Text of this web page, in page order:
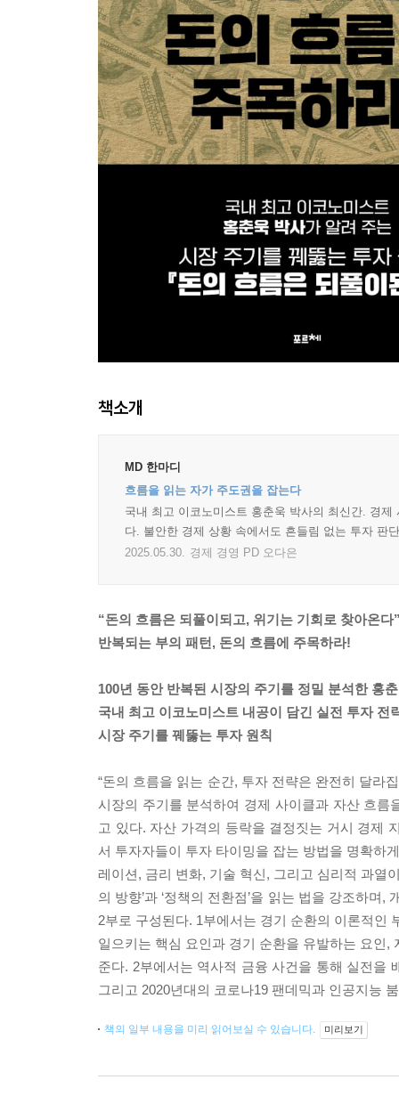
책소개
MD 한마디
흐름을 읽는 자가 주도권을 잡는다
국내 최고 이코노미스트 홍춘욱 박사의 최신간. 경
다. 불안한 경제 상황 속에서도 흔들림 없는 투자 판
2025.05.30. 경제 경영 PD 오다은
“돈의 흐름은 되풀이되고, 위기는 기회로 찾아온다
반복되는 부의 패턴, 돈의 흐름에 주목하라!
100년 동안 반복된 시장의 주기를 정밀 분석한 홍
국내 최고 이코노미스트 내공이 담긴 실전 투자 전
시장 주기를 꿰뚫는 투자 원칙
“돈의 흐름을 읽는 순간, 투자 전략은 완전히 달라
시장의 주기를 분석하여 경제 사이클과 자산 흐
고 있다. 자산 가격의 등락을 결정짓는 거시 경제
서 투자자들이 투자 타이밍을 잡는 방법을 명확하
레이션, 금리 변화, 기술 혁신, 그리고 심리적 과열
의 방향’과 ‘정책의 전환점’을 읽는 법을 강조하
2부로 구성된다. 1부에서는 경기 순환의 이론적인
일으키는 핵심 요인과 경기 순환을 유발하는 요인
준다. 2부에서는 역사적 금융 사건을 통해 실전을
그리고 2020년대의 코로나19 팬데믹과 인공지능
책의 일부 내용을 미리 읽어보실 수 있습니다. 미리보기